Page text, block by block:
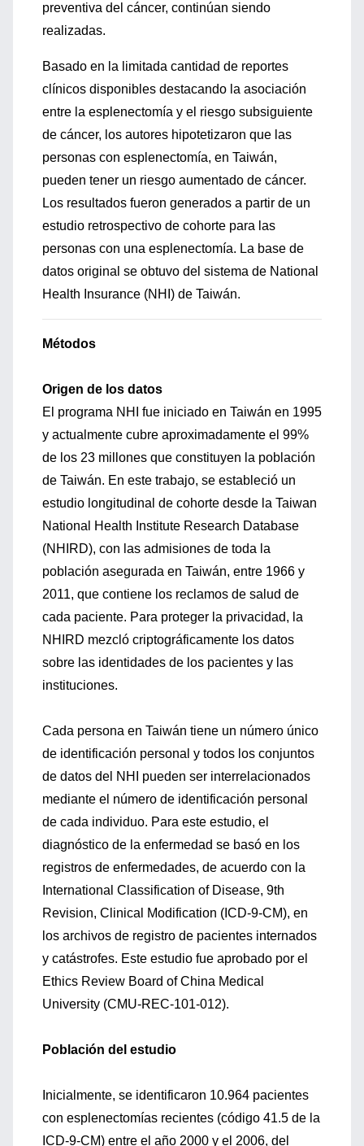
preventiva del cáncer, continúan siendo
realizadas.
Basado en la limitada cantidad de reportes
clínicos disponibles destacando la asociación
entre la esplenectomía y el riesgo subsiguiente
de cáncer, los autores hipotetizaron que las
personas con esplenectomía, en Taiwán,
pueden tener un riesgo aumentado de cáncer.
Los resultados fueron generados a partir de un
estudio retrospectivo de cohorte para las
personas con una esplenectomía. La base de
datos original se obtuvo del sistema de National
Health Insurance (NHI) de Taiwán.
Métodos
Origen de los datos
El programa NHI fue iniciado en Taiwán en 1995
y actualmente cubre aproximadamente el 99%
de los 23 millones que constituyen la población
de Taiwán. En este trabajo, se estableció un
estudio longitudinal de cohorte desde la Taiwan
National Health Institute Research Database
(NHIRD), con las admisiones de toda la
población asegurada en Taiwán, entre 1966 y
2011, que contiene los reclamos de salud de
cada paciente. Para proteger la privacidad, la
NHIRD mezcló criptográficamente los datos
sobre las identidades de los pacientes y las
instituciones.
Cada persona en Taiwán tiene un número único
de identificación personal y todos los conjuntos
de datos del NHI pueden ser interrelacionados
mediante el número de identificación personal
de cada individuo. Para este estudio, el
diagnóstico de la enfermedad se basó en los
registros de enfermedades, de acuerdo con la
International Classification of Disease, 9th
Revision, Clinical Modification (ICD-9-CM), en
los archivos de registro de pacientes internados
y catástrofes. Este estudio fue aprobado por el
Ethics Review Board of China Medical
University (CMU-REC-101-012).
Población del estudio
Inicialmente, se identificaron 10.964 pacientes
con esplenectomías recientes (código 41.5 de la
ICD-9-CM) entre el año 2000 y el 2006, del